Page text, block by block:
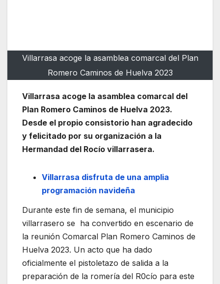
Villarrasa acoge la asamblea comarcal del Plan
Romero Caminos de Huelva 2023
Villarrasa acoge la asamblea comarcal del
Plan Romero Caminos de Huelva 2023.
Desde el propio consistorio han agradecido
y felicitado por su organización a la
Hermandad del Rocío villarrasera.
Villarrasa disfruta de una amplia
programación navideña
Durante este fin de semana, el municipio
villarrasero se ha convertido en escenario de
la reunión Comarcal Plan Romero Caminos de
Huelva 2023. Un acto que ha dado
oficialmente el pistoletazo de salida a la
preparación de la romería del R0cío para este